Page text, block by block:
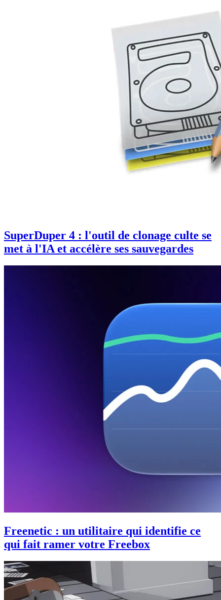
SuperDuper 4 : l'outil de clonage culte se
met à l'IA et accélère ses sauvegardes
Freenetic : un utilitaire qui identifie ce
qui fait ramer votre Freebox